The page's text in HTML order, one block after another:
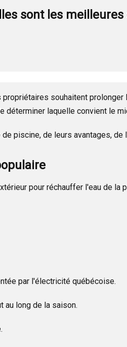
sont les meilleures
souhaitent
laquelle convient le
piscine, de leurs avantages,
pour réchauffer l'eau de
par l'électricité québécoise.
au long de la saison.